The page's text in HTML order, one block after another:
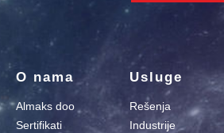
O nama
Almaks doo
Sertifikati
Usluge
Rešenja
Industrije